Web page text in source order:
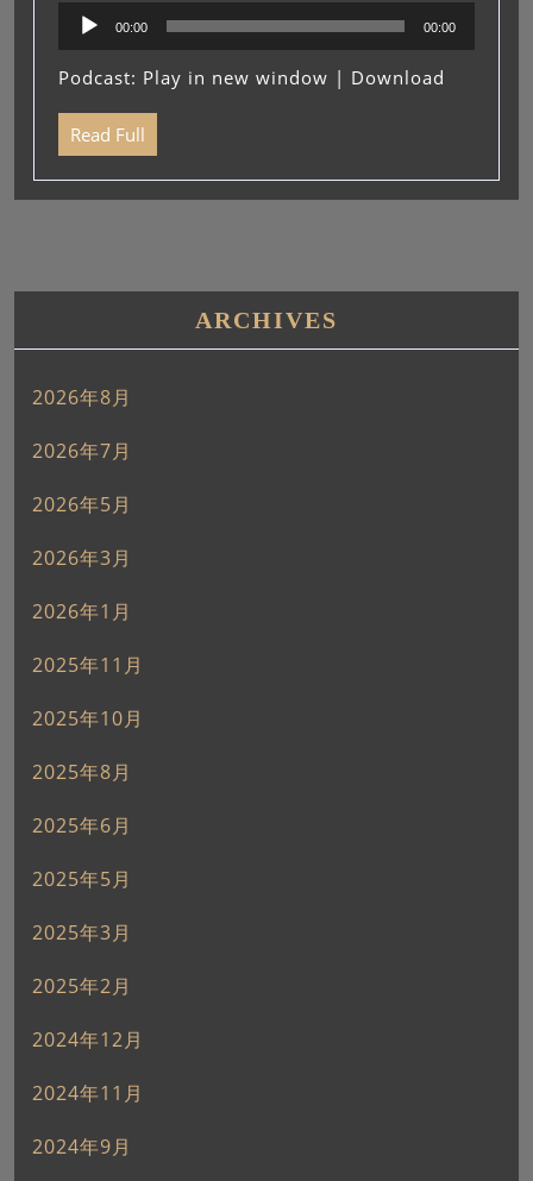
プ
ー
ヤ
00:00 00:00
Podcast: Play in new window | Download
Read Full
ARCHIVES
2026年8月
2026年7月
2026年5月
2026年3月
2026年1月
2025年11月
2025年10月
2025年8月
2025年6月
2025年5月
2025年3月
2025年2月
2024年12月
2024年11月
2024年9月